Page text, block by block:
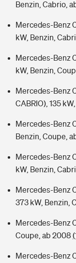
Benzin, Cabrio,
Mercedes-Benz
kW, Benzin,
Mercedes-Benz
kW, Benzin,
Mercedes-Benz
CABRIO), 135
Mercedes-Benz
Benzin, Coupe,
Mercedes-Benz
kW, Benzin,
Mercedes-Benz
373 kW, Benzin,
Mercedes-Benz
Coupe, ab 2008
Mercedes-Benz